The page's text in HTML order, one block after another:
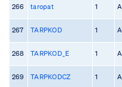
266 taropat 1 A
267 TARPKOD 1 A
268 TARPKOD_E 1 A
269 TARPKODCZ 1 A